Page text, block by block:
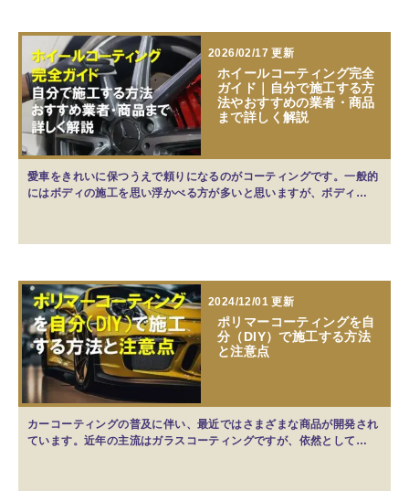
2026/02/17 更新
ホイールコーティング完全
ガイド｜自分で施工する方
法やおすすめの業者・商品
まで詳しく解説
愛車をきれいに保つうえで頼りになるのがコーティングです。一般的
にはボディの施工を思い浮かべる方が多いと思いますが、ボディ…
2024/12/01 更新
ポリマーコーティングを自
分（DIY）で施工する方法
と注意点
カーコーティングの普及に伴い、最近ではさまざまな商品が開発され
ています。近年の主流はガラスコーティングですが、依然として…